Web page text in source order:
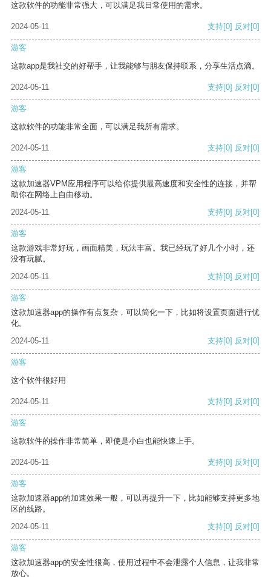
这款软件的功能非常强大，可以满足我日常使用的需求。
2024-05-11 支持[0] 反对[0]
游客
这款app是我社交的好帮手，让我能够与朋友保持联系，分享生活点滴。
2024-05-11 支持[0] 反对[0]
游客
这款软件的功能非常全面，可以满足我所有需求。
2024-05-11 支持[0] 反对[0]
游客
这款加速器VPM应用程序可以给你提供最高速度和安全性的连接，并帮
助你在网络上自由移动。
2024-05-11
支持[0] 反对[0]
游客
这款游戏非常好玩，画面精美，玩法丰富。我已经玩了好几个小时，还
没有玩腻。
2024-05-11
支持[0] 反对[0]
游客
这款加速器app的操作有点复杂，可以简化一下，比如将设置页面进行优
化。
2024-05-11
支持[0] 反对[0]
游客
这个软件很好用
2024-05-11 支持[0] 反对[0]
游客
这款软件的操作非常简单，即使是小白也能快速上手。
2024-05-11 支持[0] 反对[0]
游客
这款加速器app的加速效果一般，可以再提升一下，比如能够支持更多地
区的线路。
2024-05-11
支持[0] 反对[0]
游客
这款加速器app的安全性很高，使用过程中不会泄露个人信息，让我非常
放心。